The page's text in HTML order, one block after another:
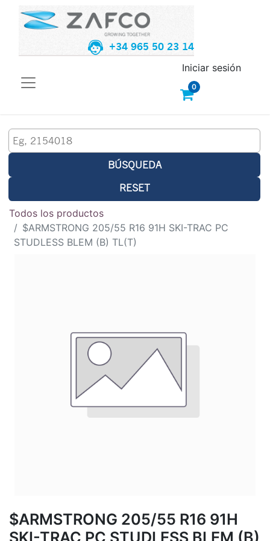
+34 965 50 23 14
0
Iniciar sesión
BÚSQUEDA
RESET
Todos los productos
$ARMSTRONG 205/55 R16 91H SKI-TRAC PC
STUDLESS BLEM (B) TL(T)
$ARMSTRONG 205/55 R16 91H
SKI-TRAC PC STUDLESS BLEM (B)